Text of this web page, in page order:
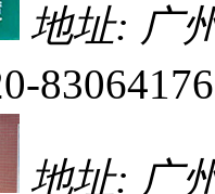
地址: 广
83064176
地址: 广